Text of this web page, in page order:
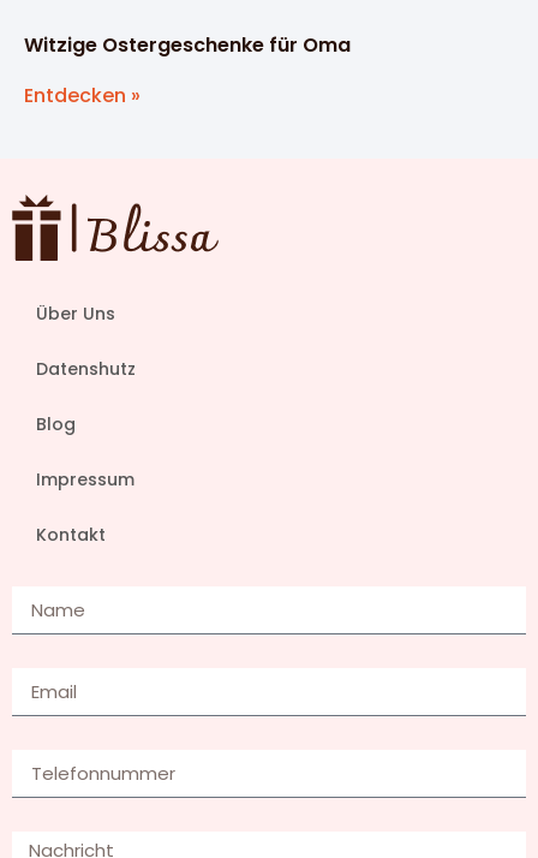
Witzige Ostergeschenke für Oma
Entdecken »
Über Uns
Datenshutz
Blog
Impressum
Kontakt